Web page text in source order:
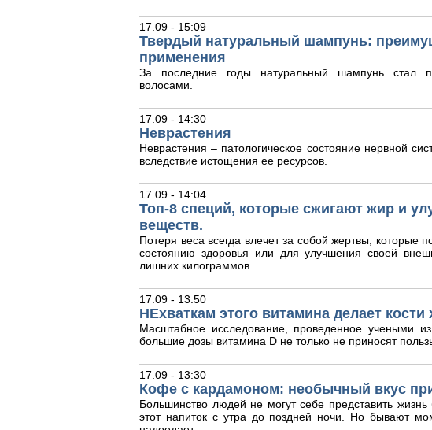
17.09 - 15:09
Твердый натуральный шампунь:
применения
За последние годы натуральный шампунь стал
волосами.
17.09 - 14:30
Неврастения
Неврастения – патологическое состояние нервной
вследствие истощения ее ресурсов.
17.09 - 14:04
Топ-8 специй, которые сжигают жир и
веществ.
Потеря веса всегда влечет за собой жертвы, которые
состоянию здоровья или для улучшения своей
лишних килограммов.
17.09 - 13:50
НЕхваткам этого витамина делает кости
Масштабное исследование, проведенное учеными
большие дозы витамина D не только не приносят
17.09 - 13:30
Кофе с кардамоном: необычный вкус
Большинство людей не могут себе представить
этот напиток с утра до поздней ночи. Но бывают